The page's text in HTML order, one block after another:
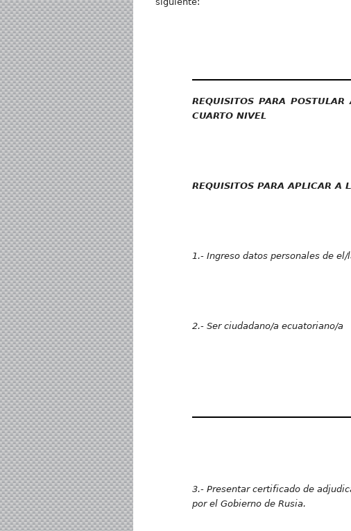
REQUISITOS PARA
CUARTO NIVEL
REQUISITOS PARA APLICAR A
1.- Ingreso datos personales de
2.- Ser ciudadano/a ecuatoriano/a
3.- Presentar certificado de
por el Gobierno de Rusia.